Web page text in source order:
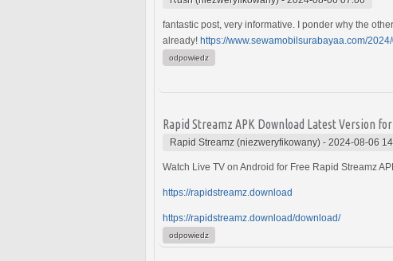
fantastic post, very informative. I ponder why the
already! https://www.sewamobilsurabayaa.com/
odpowiedz
Rapid Streamz APK Download Latest Version
Rapid Streamz (niezweryfikowany) - 2024-08-06
Watch Live TV on Android for Free Rapid Streamz
https://rapidstreamz.download
https://rapidstreamz.download/download/
odpowiedz